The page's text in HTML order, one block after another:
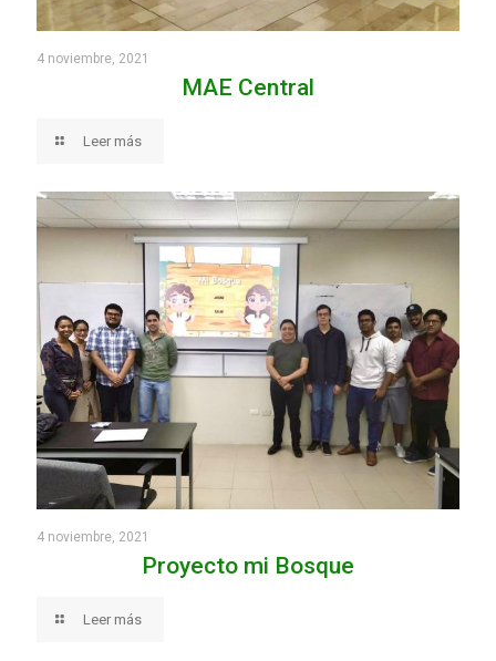
4 noviembre, 2021
MAE Central
Leer más
4 noviembre, 2021
Proyecto mi Bosque
Leer más